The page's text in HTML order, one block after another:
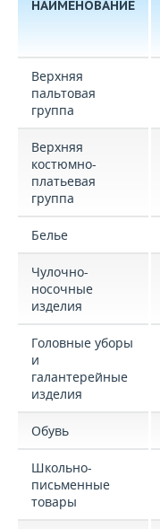
НАИМЕНОВАНИЕ
Верхняя
пальтовая
группа
Верхняя
костюмно-
платьевая
группа
Белье
Чулочно-
носочные
изделия
Головные уборы
и
галантерейные
изделия
Обувь
Школьно-
письменные
товары